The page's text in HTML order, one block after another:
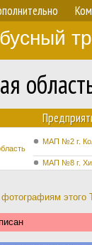
МАП №2 г.
МАП №8 г.
этого